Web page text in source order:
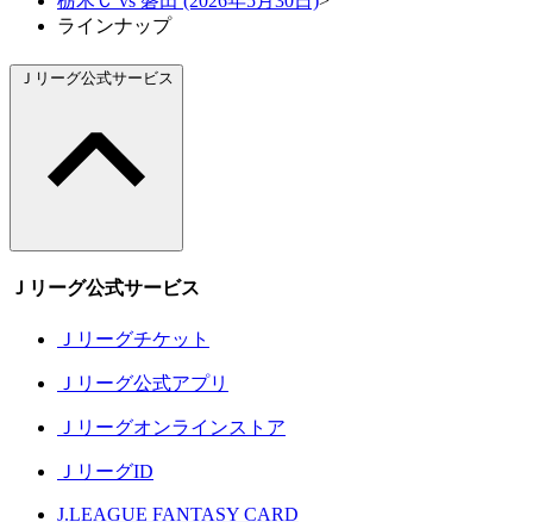
ラインナップ
Ｊリーグ公式サービス
Ｊリーグ公式サービス
Ｊリーグチケット
Ｊリーグ公式アプリ
Ｊリーグオンラインストア
ＪリーグID
J.LEAGUE FANTASY CARD